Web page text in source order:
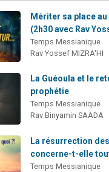
Mériter sa place
(2h30 avec Rav
Temps Messianique
Rav Yossef MIZRA'HI
La Guéoula et le
prophétie
Temps Messianique
Rav Binyamin SAADA
La résurrection
concerne-t-elle
Temps Messianique